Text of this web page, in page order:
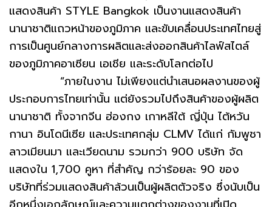
แสดงสินค้า STYLE Bangkok เป็นงานแสดงสินค้า
นานาชาติแถวหน้าของภูมิภาค และขับเคลื่อนประเทศไทยสู่
การเป็นศูนย์กลางการผลิตและส่งออกสินค้าไลฟ์สไตล์
ของภูมิภาคอาเซียน เอเชีย และระดับโลกต่อไป
“ภายในงาน ไม่เพียงแต่นำเสนอผลงานของผู้
ประกอบการไทยเท่านั้น แต่ยังรวมไปถึงสินค้าของผู้ผลิต
นานาชาติ ทั้งจากจีน ฮ่องกง เกาหลีใต้ ญี่ปุ่น ไต้หวัน
กานา อินโดนีเซีย และประเทศกลุ่ม CLMV ได้แก่ กัมพูชา
ลาวเมียนมา และเวียดนาม รวมกว่า 900 บริษัท จัด
แสดงใน 1,700 คูหา ที่สำคัญ กว่าร้อยละ 90 ของ
บริษัทที่ร่วมแสดงสินค้าล้วนเป็นผู้ผลิตตัวจริง ซึ่งนับเป็น